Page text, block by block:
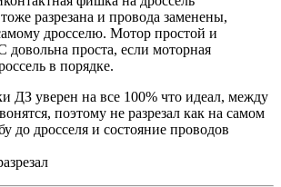
разрезана и провода заменены,
дросселю. Мотор простой и
проста, если моторная
в порядке.
ДЗ уверен на все 100% что идеал, между
поэтому не разрезал как на самом
до дросселя и состояние проводов